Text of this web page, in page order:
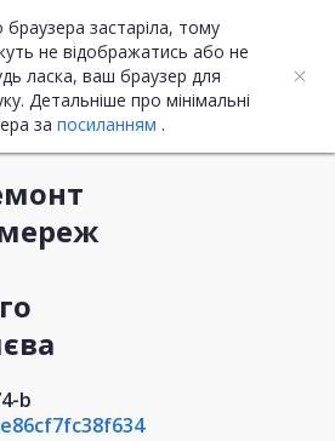
застаріла, тому
не відображатись або не
ласка, ваш браузер для
Детальніше про мінімальні
за посиланням .
UA ENG
про закупівлю
b